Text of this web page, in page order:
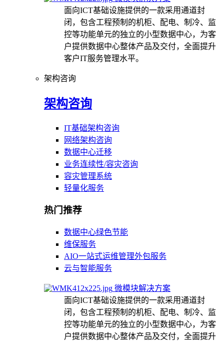
面向ICT基础设施提供的一款采用通道封
闭，包含工程预制的机柜、配电、制冷、监
控等功能单元的独立的小型数据中心，为客
户提供数据中心整体产品及交付，全面提升
客户IT服务管理水平。
架构咨询
架构咨询
IT基础架构咨询
网络架构咨询
数据中心迁移
业务连续性/容灾咨询
容灾管理系统
轻量化服务
热门推荐
数据中心绿色节能
维保服务
AIO一站式运维管理外包服务
云与智能服务
微模块解决方案
面向ICT基础设施提供的一款采用通道封
闭，包含工程预制的机柜、配电、制冷、监
控等功能单元的独立的小型数据中心，为客
户提供数据中心整体产品及交付，全面提升